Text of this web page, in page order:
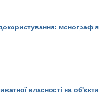
монографія
власності на об'єкти